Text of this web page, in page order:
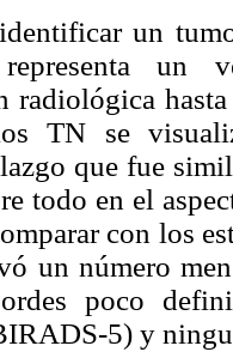
un
representa un
radiológica
TN se
que fue
todo en el
con los
un número
poco
5) y